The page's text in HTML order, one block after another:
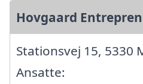
Hovgaard
Stationsvej 15, 5330
Ansatte: